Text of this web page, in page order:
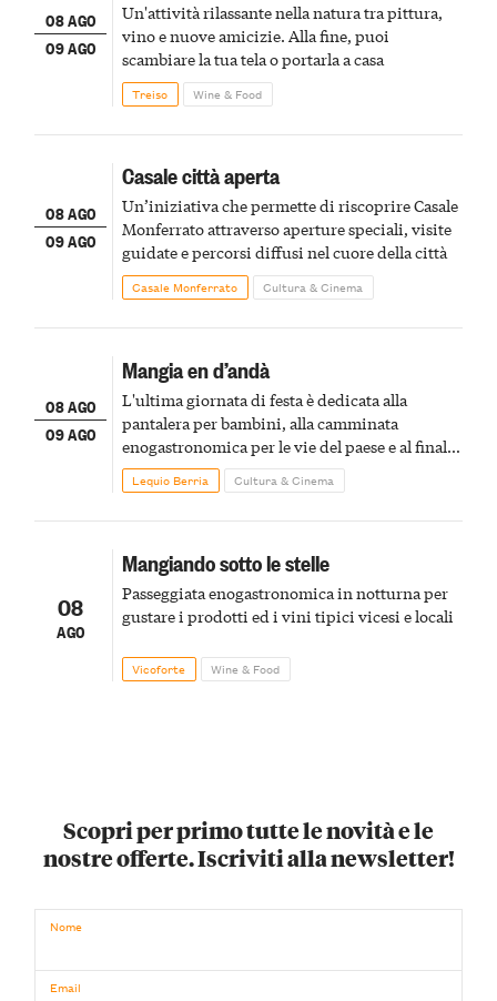
08 AGO
09 AGO
Un'attività rilassante nella natura tra pittura,
vino e nuove amicizie. Alla fine, puoi
scambiare la tua tela o portarla a casa
Treiso Wine & Food
08 AGO
09 AGO
Casale città aperta
Un’iniziativa che permette di riscoprire Casale
Monferrato attraverso aperture speciali, visite
guidate e percorsi diffusi nel cuore della città
Casale Monferrato Cultura & Cinema
08 AGO
09 AGO
Mangia en d’andà
L'ultima giornata di festa è dedicata alla
pantalera per bambini, alla camminata
enogastronomica per le vie del paese e al finale
pirotecnico
Lequio Berria Cultura & Cinema
08
AGO
Mangiando sotto le stelle
Passeggiata enogastronomica in notturna per
gustare i prodotti ed i vini tipici vicesi e locali
Vicoforte Wine & Food
Scopri per primo tutte le novità e le
nostre offerte. Iscriviti alla newsletter!
Nome
Email